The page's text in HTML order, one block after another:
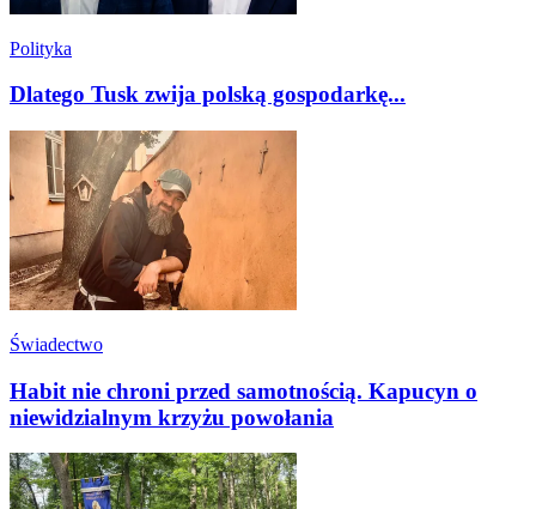
Polityka
Dlatego Tusk zwija polską gospodarkę...
Świadectwo
Habit nie chroni przed samotnością. Kapucyn o
niewidzialnym krzyżu powołania